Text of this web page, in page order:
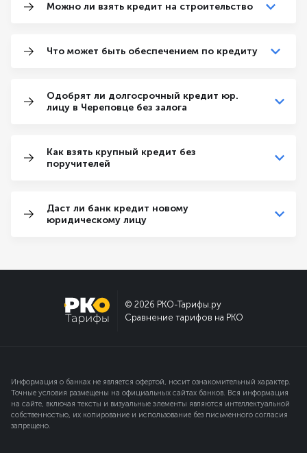
Можно ли взять кредит на строительство
Что может быть обеспечением по кредиту
Одобрят ли долгосрочный кредит юр.
лицу в Череповце без залога
Как взять крупный кредит без
поручителей
Даст ли банк кредит новому
юридическому лицу
© 2026 РКО-Тарифы.ру
Сравнение тарифов на РКО
Информация о банках не является офертой, носит ознакомительный характер.
Точные условия размещены на официальных сайтах банков. Вся информация
на сайте, включая тексты и визуальные элементы являются интеллектуальной
собственностью, их копирование и использование без письменного согласия
запрещено.